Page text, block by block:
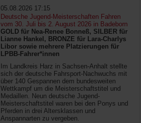
05.08.2026 17:15
Deutsche Jugend-Meisterschaften Fahren
vom 30. Juli bis 2. August 2026 in Badeborn
GOLD für Nea-Renee Bonneß, SILBER für
Lianne Hankel, BRONZE für Lara-Charlys
Libor sowie mehrere Platzierungen für
LPBB-Fahrer*innen
Im Landkreis Harz in Sachsen-Anhalt stellte
sich der deutsche Fahrsport-Nachwuchs mit
über 140 Gespannen dem bundesweiten
Wettkampf um die Meisterschaftstitel und
Medaillen. Neun deutsche Jugend-
Meisterschaftstitel waren bei den Ponys und
Pferden in drei Altersklassen und
Anspannarten zu vergeben.